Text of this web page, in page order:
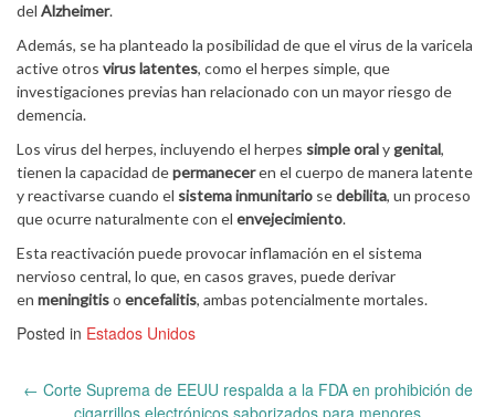
del Alzheimer.
Además, se ha planteado la posibilidad de que el virus de la varicela
active otros virus latentes, como el herpes simple, que
investigaciones previas han relacionado con un mayor riesgo de
demencia.
Los virus del herpes, incluyendo el herpes simple oralygenital,
tienen la capacidad depermaneceren el cuerpo de manera latente
y reactivarse cuando el sistema inmunitario sedebilita, un proceso
que ocurre naturalmente con el envejecimiento.
Esta reactivación puede provocar inflamación en el sistema
nervioso central, lo que, en casos graves, puede derivar
en meningitiso encefalitis, ambas potencialmente mortales.
Posted in Estados Unidos
Post
← Corte Suprema de EEUU respalda a la FDA en prohibición de